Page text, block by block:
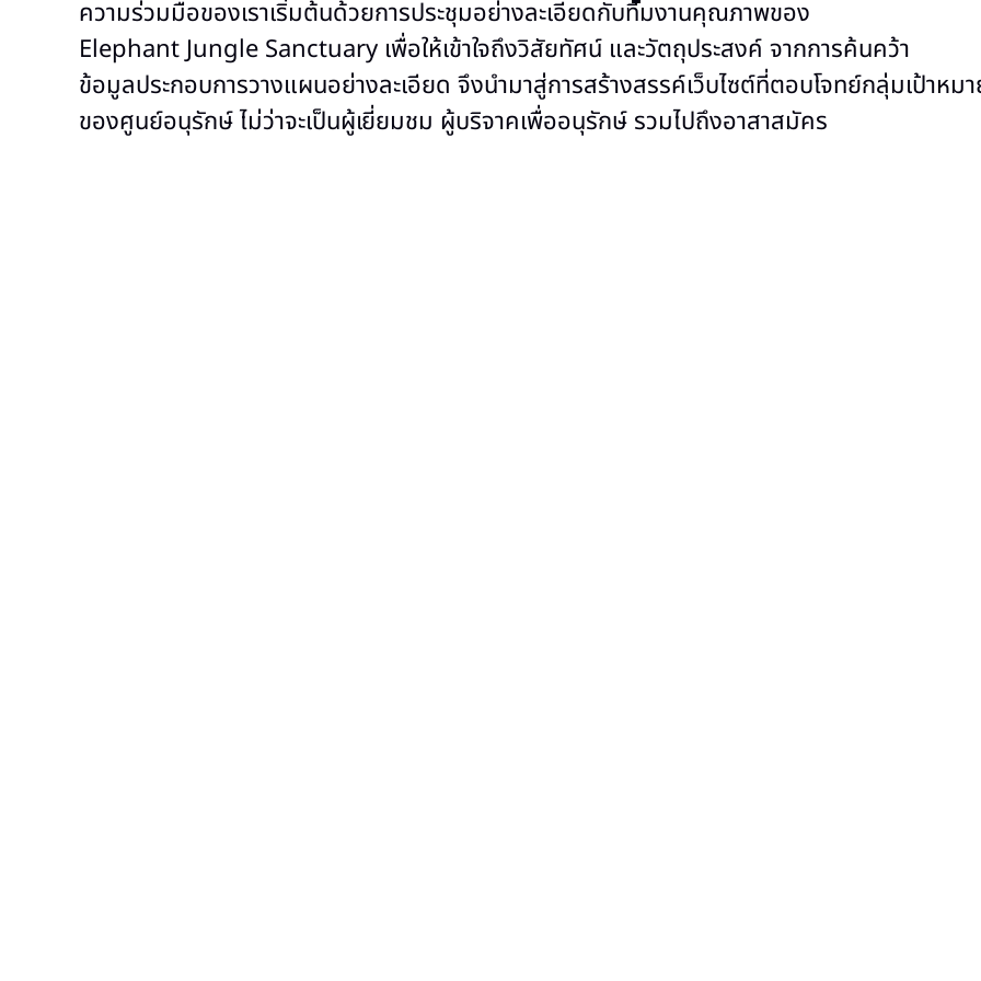
ความร่วมมือของเราเริ่มต้นด้วยการประชุมอย่างละเอียดกับทีมงานคุณภาพของ
Elephant Jungle Sanctuary เพื่อให้เข้าใจถึงวิสัยทัศน์ และวัตถุประสงค์ จากการค้นคว้า
ข้อมูลประกอบการวางแผนอย่างละเอียด จึงนำมาสู่การสร้างสรรค์เว็บไซต์ที่ตอบโจทย์กลุ่มเป้าหม
ของศูนย์อนุรักษ์ ไม่ว่าจะเป็นผู้เยี่ยมชม ผู้บริจาคเพื่ออนุรักษ์ รวมไปถึงอาสาสมัคร